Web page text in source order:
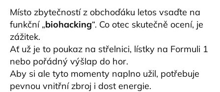
Místo zbytečností z obchoďáku letos vsaďte na
funkční „biohacking“. Co otec skutečně ocení, je
zážitek.
Ať už je to poukaz na střelnici, lístky na Formuli 1
nebo pořádný výšlap do hor.
Aby si ale tyto momenty naplno užil, potřebuje
pevnou vnitřní zbroj i dost energie.